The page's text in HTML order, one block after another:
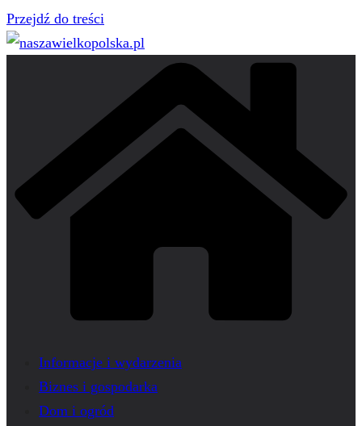
Przejdź do treści
Informacje i wydarzenia
Biznes i gospodarka
Dom i ogród